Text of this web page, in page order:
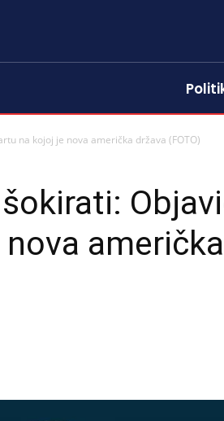
na kojoj je nova američka država (FOTO)
američka